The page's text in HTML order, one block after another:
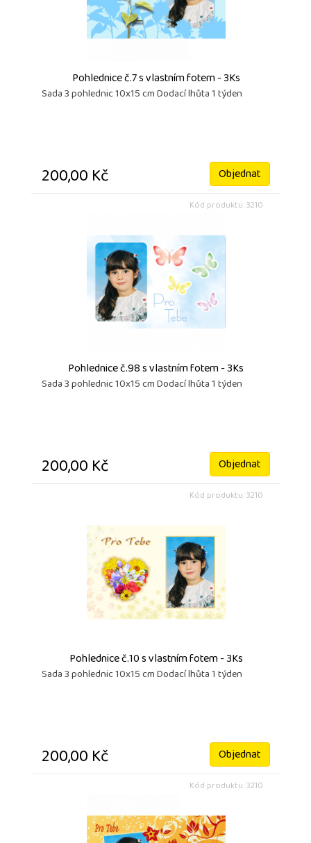
Pohlednice č.7 s vlastním fotem - 3Ks
Sada 3 pohlednic 10x15 cm Dodací lhůta 1 týden
200,00 Kč Objednat
Kód produktu: 3210
Pohlednice č.98 s vlastním fotem - 3Ks
Sada 3 pohlednic 10x15 cm Dodací lhůta 1 týden
200,00 Kč Objednat
Kód produktu: 3210
Pohlednice č.10 s vlastním fotem - 3Ks
Sada 3 pohlednic 10x15 cm Dodací lhůta 1 týden
200,00 Kč Objednat
Kód produktu: 3210